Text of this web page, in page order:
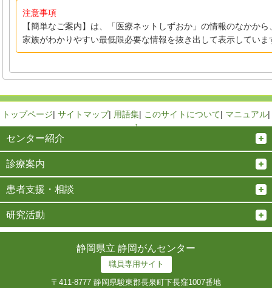
注意事項
【簡単なご案内】は、「医療ネットしずおか」の情報のなかか
家族がわかりやすい最低限必要な情報を抜き出して表示していま
トップページ| サイトマップ| 用語集| このサイトについて| マニュアル|
↑
センター紹介
診療案内
患者支援・相談
研究活動
静岡県立 静岡がんセンター
職員専用サイト
〒411-8777 静岡県駿東郡長泉町下長窪1007番地